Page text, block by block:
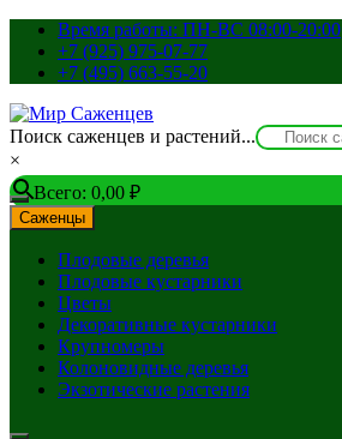
Перейти
содержимому
Время работы: ПН-ВС 08:00-20:00
+7 (925) 975-07-77
+7 (495) 663-55-20
Поиск саженцев и растений...
×
Всего: 0,00 ₽
Саженцы
Плодовые деревья
Плодовые кустарники
Цветы
Декоративные кустарники
Крупномеры
Колоновидные деревья
Экзотические растения